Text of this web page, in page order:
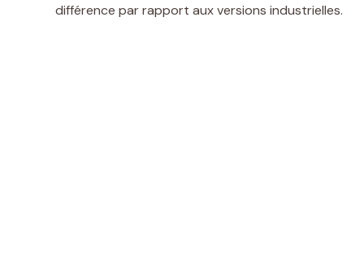
différence par rapport aux versions industrielles.